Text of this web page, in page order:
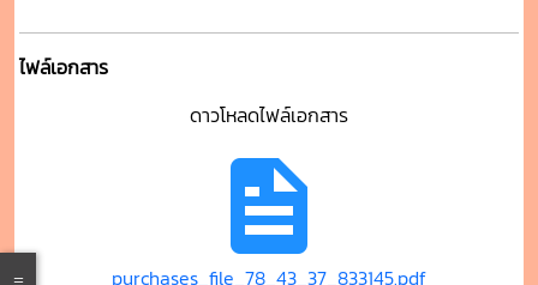
ไฟล์เอกสาร
ดาวโหลดไฟล์เอกสาร
purchases_file_78_43_37_833145.pdf